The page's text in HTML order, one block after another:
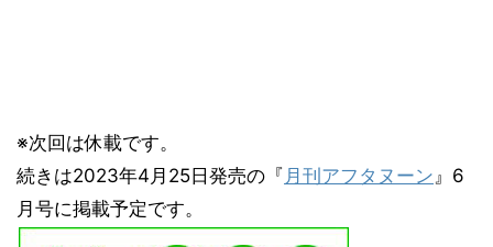
※次回は休載です。
続きは2023年4月25日発売の『 月刊アフタヌーン 』6
月号に掲載予定です。